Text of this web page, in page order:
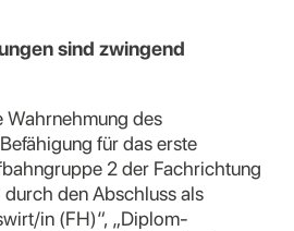
sind zwingend
Wahrnehmung des
für das erste
2 der Fachrichtung
durch den Abschluss als
in (FH)“, „Diplom-